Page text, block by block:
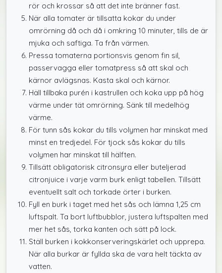
rör och krossar så att det inte bränner fast.
När alla tomater är tillsatta kokar du under
omrörning då och då i omkring 10 minuter, tills de är
mjuka och saftiga. Ta från värmen.
Pressa tomaterna portionsvis genom fin sil,
passervagga eller tomatpress så att skal och
kärnor avlägsnas. Kasta skal och kärnor.
Häll tillbaka purén i kastrullen och koka upp på hög
värme under tät omrörning. Sänk till medelhög
värme.
För tunn sås kokar du tills volymen har minskat med
minst en tredjedel. För tjock sås kokar du tills
volymen har minskat till hälften.
Tillsätt obligatorisk citronsyra eller buteljerad
citronjuice i varje varm burk enligt tabellen. Tillsätt
eventuellt salt och torkade örter i burken.
Fyll en burk i taget med het sås och lämna 1,25 cm
luftspalt. Ta bort luftbubblor, justera luftspalten med
mer het sås, torka kanten och sätt på lock.
Ställ burken i kokkonserveringskärlet och upprepa.
När alla burkar är fyllda ska de vara helt täckta av
vatten.